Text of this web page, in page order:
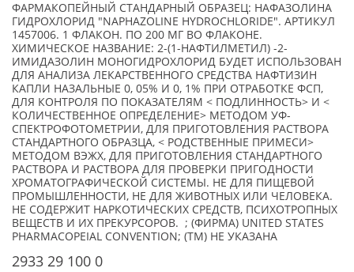
ФАРМАКОПЕЙНЫЙ СТАНДАРНЫЙ ОБРАЗЕЦ: НАФАЗОЛИНА
ГИДРОХЛОРИД "NAPHAZOLINE HYDROCHLORIDE". АРТИКУЛ
1457006. 1 ФЛАКОН. ПО 200 МГ ВО ФЛАКОНЕ.
ХИМИЧЕСКОЕ НАЗВАНИЕ: 2-(1-НАФТИЛМЕТИЛ) -2-
ИМИДАЗОЛИН МОНОГИДРОХЛОРИД БУДЕТ ИСПОЛЬЗОВАН
ДЛЯ АНАЛИЗА ЛЕКАРСТВЕННОГО СРЕДСТВА НАФТИЗИН
КАПЛИ НАЗАЛЬНЫЕ 0, 05% И 0, 1% ПРИ ОТРАБОТКЕ ФСП,
ДЛЯ КОНТРОЛЯ ПО ПОКАЗАТЕЛЯМ < ПОДЛИННОСТЬ> И <
КОЛИЧЕСТВЕННОЕ ОПРЕДЕЛЕНИЕ> МЕТОДОМ УФ-
СПЕКТРОФОТОМЕТРИИ, ДЛЯ ПРИГОТОВЛЕНИЯ РАСТВОРА
СТАНДАРТНОГО ОБРАЗЦА, < РОДСТВЕННЫЕ ПРИМЕСИ>
МЕТОДОМ ВЭЖХ, ДЛЯ ПРИГОТОВЛЕНИЯ СТАНДАРТНОГО
РАСТВОРА И РАСТВОРА ДЛЯ ПРОВЕРКИ ПРИГОДНОСТИ
ХРОМАТОГРАФИЧЕСКОЙ СИСТЕМЫ. НЕ ДЛЯ ПИЩЕВОЙ
ПРОМЫШЛЕННОСТИ, НЕ ДЛЯ ЖИВОТНЫХ ИЛИ ЧЕЛОВЕКА.
НЕ СОДЕРЖИТ НАРКОТИЧЕСКИХ СРЕДСТВ, ПСИХОТРОПНЫХ
ВЕЩЕСТВ И ИХ ПРЕКУРСОРОВ. ; (ФИРМА) UNITED STATES
PHARMACOPEIAL CONVENTION; (TM) НЕ УКАЗАНА
2933 29 100 0